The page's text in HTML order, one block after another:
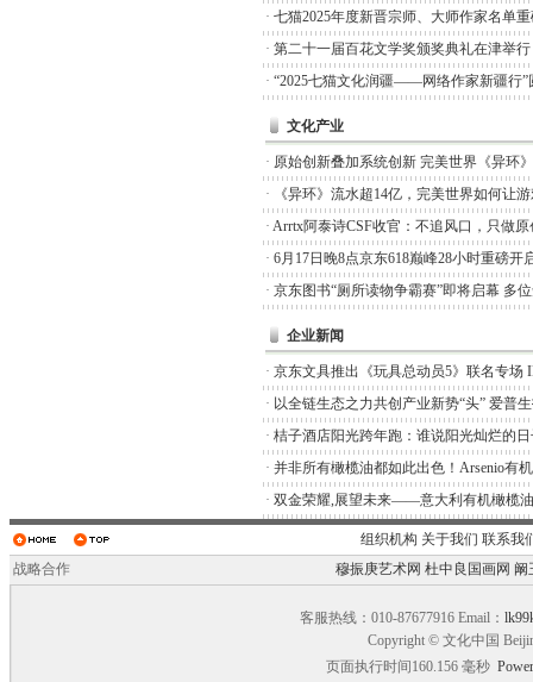
· 七猫2025年度新晋宗师、大师作家名单
· 第二十一届百花文学奖颁奖典礼在津举行
· “2025七猫文化润疆——网络作家新疆行”
文化产业
· 原始创新叠加系统创新 完美世界《异环
·
《异环》流水超14亿，完美世界如何让游
· Arrtx阿泰诗CSF收官：不追风口，只做原
· 6月17日晚8点京东618巅峰28小时重磅开
· 京东图书“厕所读物争霸赛”即将启幕 多
企业新闻
· 京东文具推出《玩具总动员5》联名专场
· 以全链生态之力共创产业新势“头” 爱普
· 桔子酒店阳光跨年跑：谁说阳光灿烂的
· 并非所有橄榄油都如此出色！Arsenio有
· 双金荣耀,展望未来——意大利有机橄榄
组织机构 关于我们 联系我
战略合作
穆振庚艺术网 杜中良国画网 阚
客服热线：010-87677916 Email：
Copyright © 文化中国
页面执行时间160.156 毫秒